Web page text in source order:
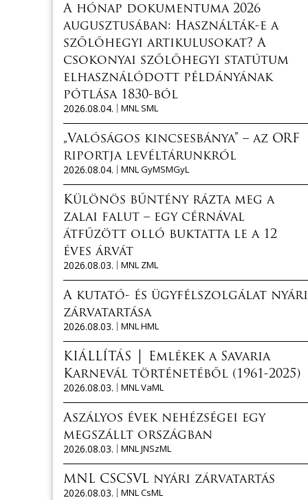
A hónap dokumentuma 2026
augusztusában: Használták-e a
szőlőhegyi artikulusokat? A
csokonyai szőlőhegyi statútum
elhasználódott példányának
pótlása 1830-ból
2026.08.04.
MNL SML
„Valóságos kincsesbánya” – az ORF
riportja levéltárunkról
2026.08.04.
MNL GyMSMGyL
Különös bűntény rázta meg a
zalai falut – egy cérnával
átfűzött olló buktatta le a 12
éves árvát
2026.08.03.
MNL ZML
A kutató- és ügyfélszolgálat nyári
zárvatartása
2026.08.03.
MNL HML
KIÁLLÍTÁS │ Emlékek a Savaria
Karnevál történetéből (1961-2025)
2026.08.03.
MNL VaML
Aszályos évek nehézségei egy
megszállt országban
2026.08.03.
MNL JNSzML
MNL CSCSVL nyári zárvatartás
2026.08.03.
MNL CsML